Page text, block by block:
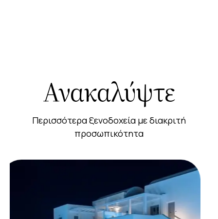
Ανακαλύψτε
Περισσότερα ξενοδοχεία με διακριτή
προσωπικότητα